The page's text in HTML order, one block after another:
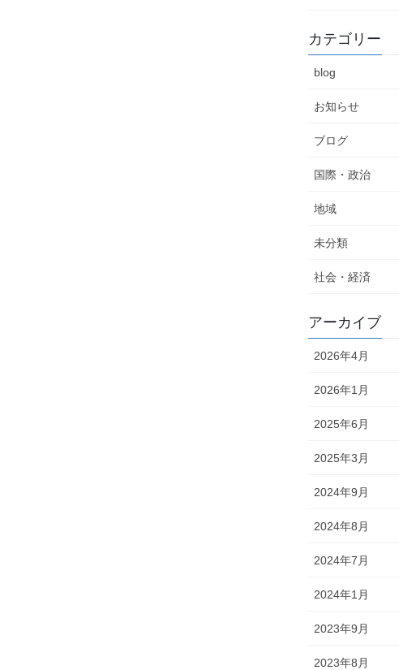
カテゴリー
blog
お知らせ
ブログ
国際・政治
地域
未分類
社会・経済
アーカイブ
2026年4月
2026年1月
2025年6月
2025年3月
2024年9月
2024年8月
2024年7月
2024年1月
2023年9月
2023年8月